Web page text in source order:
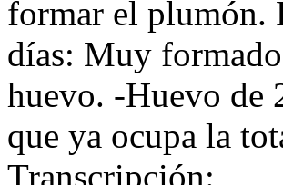
formar el plumón.
días: Muy
huevo. -Huevo de
que ya ocupa la
Transcripción: